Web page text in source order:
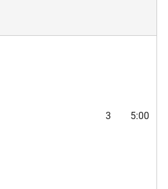
3 5:00